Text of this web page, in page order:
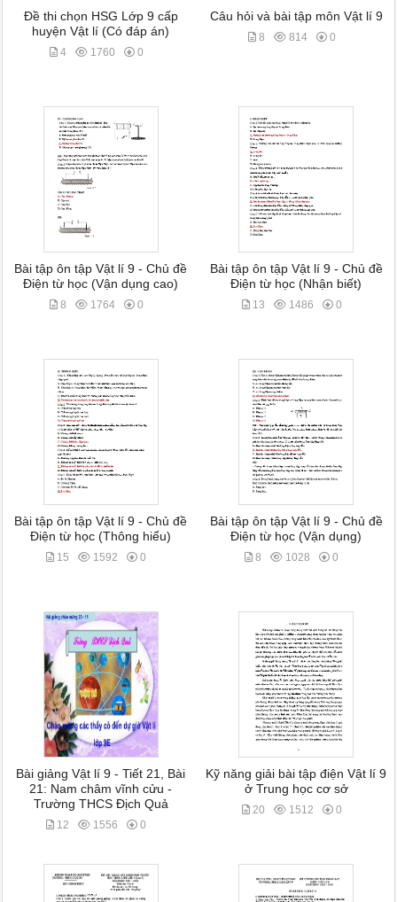
Đề thi chọn HSG Lớp 9 cấp
huyện Vật lí (Có đáp án)
4 1760 0
Câu hỏi và bài tập môn Vật lí 9
8 814 0
Bài tập ôn tập Vật lí 9 - Chủ đề
Điện từ học (Vận dụng cao)
8 1764 0
Bài tập ôn tập Vật lí 9 - Chủ đề
Điện từ học (Nhận biết)
13 1486 0
Bài tập ôn tập Vật lí 9 - Chủ đề
Điện từ học (Thông hiểu)
15 1592 0
Bài tập ôn tập Vật lí 9 - Chủ đề
Điện từ học (Vận dụng)
8 1028 0
Bài giảng Vật lí 9 - Tiết 21, Bài
21: Nam châm vĩnh cửu -
Trường THCS Địch Quả
12 1556 0
Kỹ năng giải bài tập điện Vật lí 9
ở Trung học cơ sở
20 1512 0